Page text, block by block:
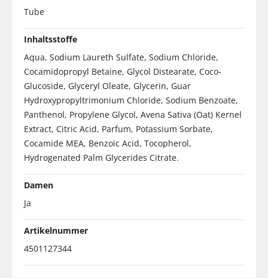
Tube
Inhaltsstoffe
Aqua, Sodium Laureth Sulfate, Sodium Chloride,
Cocamidopropyl Betaine, Glycol Distearate, Coco-
Glucoside, Glyceryl Oleate, Glycerin, Guar
Hydroxypropyltrimonium Chloride, Sodium Benzoate,
Panthenol, Propylene Glycol, Avena Sativa (Oat) Kernel
Extract, Citric Acid, Parfum, Potassium Sorbate,
Cocamide MEA, Benzoic Acid, Tocopherol,
Hydrogenated Palm Glycerides Citrate.
Damen
Ja
Artikelnummer
4501127344